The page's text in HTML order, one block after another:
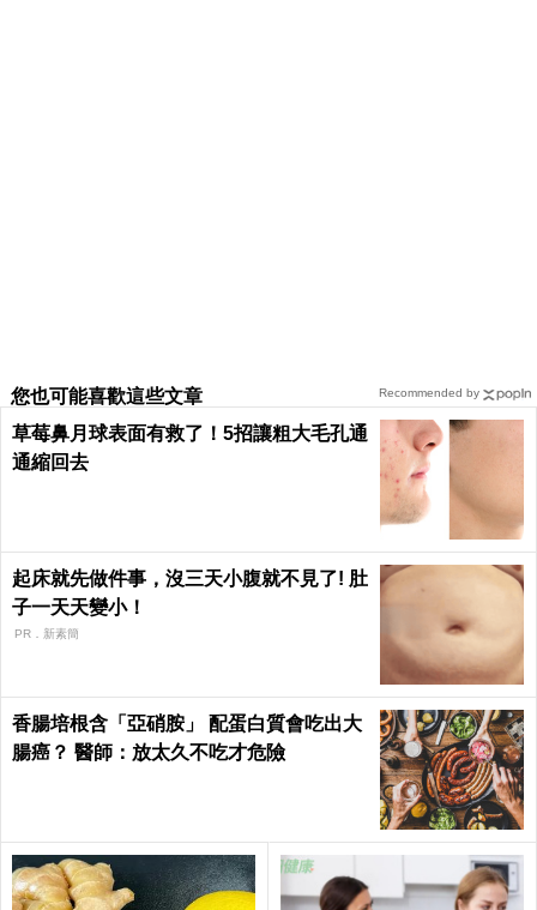
您也可能喜歡這些文章
草莓鼻月球表面有救了！5招讓粗大毛孔通
通縮回去
起床就先做件事，沒三天小腹就不見了! 肚
子一天天變小！
PR．新素簡
香腸培根含「亞硝胺」 配蛋白質會吃出大
腸癌？ 醫師：放太久不吃才危險
Recommended by